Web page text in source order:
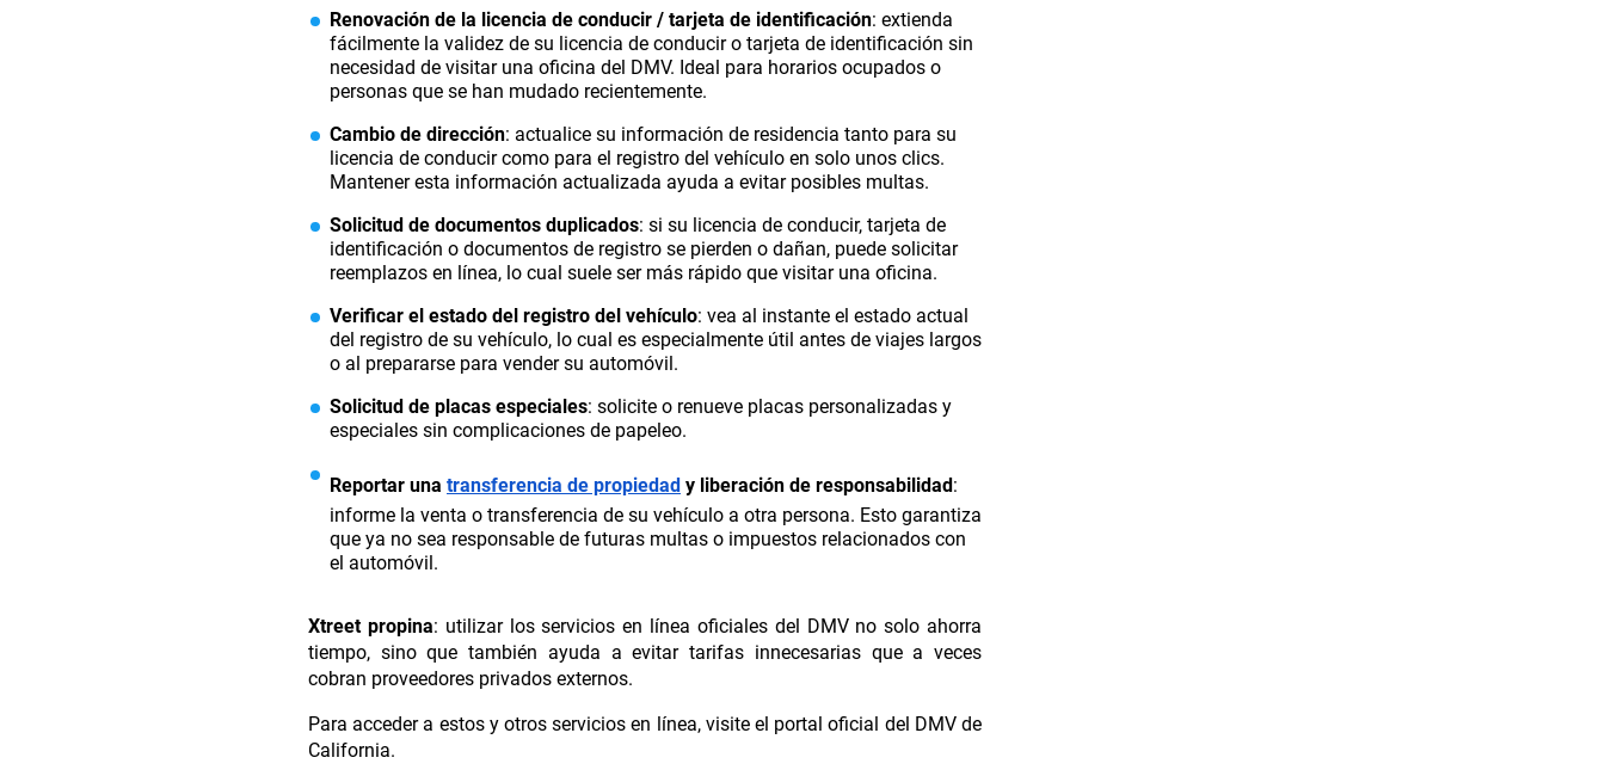
Renovación de la licencia de conducir / tarjeta de identificación: extienda
fácilmente la validez de su licencia de conducir o tarjeta de identificación sin
necesidad de visitar una oficina del DMV. Ideal para horarios ocupados o
personas que se han mudado recientemente.
Cambio de dirección: actualice su información de residencia tanto para su
licencia de conducir como para el registro del vehículo en solo unos clics.
Mantener esta información actualizada ayuda a evitar posibles multas.
Solicitud de documentos duplicados: si su licencia de conducir, tarjeta de
identificación o documentos de registro se pierden o dañan, puede solicitar
reemplazos en línea, lo cual suele ser más rápido que visitar una oficina.
Verificar el estado del registro del vehículo: vea al instante el estado actual
del registro de su vehículo, lo cual es especialmente útil antes de viajes largos
o al prepararse para vender su automóvil.
Solicitud de placas especiales: solicite o renueve placas personalizadas y
especiales sin complicaciones de papeleo.
Reportar una transferencia de propiedad y liberación de responsabilidad:
informe la venta o transferencia de su vehículo a otra persona. Esto garantiza
que ya no sea responsable de futuras multas o impuestos relacionados con
el automóvil.
Xtreet propina: utilizar los servicios en línea oficiales del DMV no solo ahorra
tiempo, sino que también ayuda a evitar tarifas innecesarias que a veces
cobran proveedores privados externos.
Para acceder a estos y otros servicios en línea, visite el portal oficial del DMV de
California.